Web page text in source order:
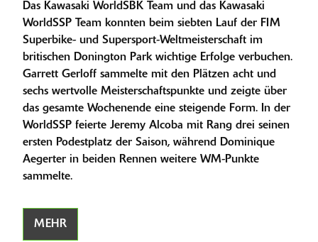
Das Kawasaki WorldSBK Team und das Kawasaki
WorldSSP Team konnten beim siebten Lauf der FIM
Superbike- und Supersport-Weltmeisterschaft im
britischen Donington Park wichtige Erfolge verbuchen.
Garrett Gerloff sammelte mit den Plätzen acht und
sechs wertvolle Meisterschaftspunkte und zeigte über
das gesamte Wochenende eine steigende Form. In der
WorldSSP feierte Jeremy Alcoba mit Rang drei seinen
ersten Podestplatz der Saison, während Dominique
Aegerter in beiden Rennen weitere WM-Punkte
sammelte.
MEHR